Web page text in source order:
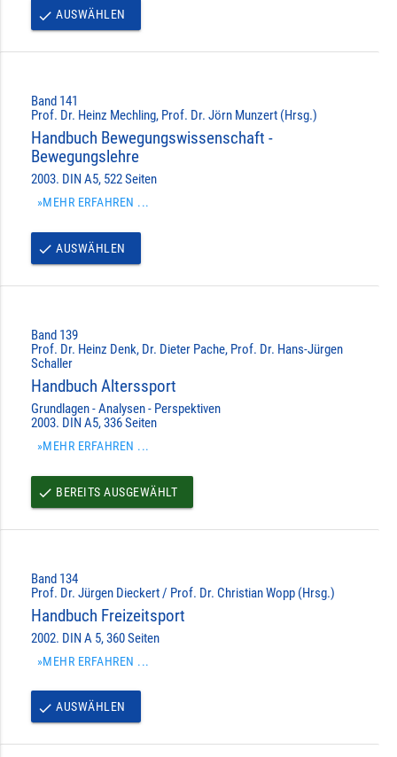
done AUSWÄHLEN
Band 141
Prof. Dr. Heinz Mechling, Prof. Dr. Jörn Munzert (Hrsg.)
Handbuch Bewegungswissenschaft -
Bewegungslehre
2003. DIN A5, 522 Seiten
»MEHR ERFAHREN ...
done AUSWÄHLEN
Band 139
Prof. Dr. Heinz Denk, Dr. Dieter Pache, Prof. Dr. Hans-Jürgen
Schaller
Handbuch Alterssport
Grundlagen - Analysen - Perspektiven
2003. DIN A5, 336 Seiten
»MEHR ERFAHREN ...
done BEREITS AUSGEWÄHLT
Band 134
Prof. Dr. Jürgen Dieckert / Prof. Dr. Christian Wopp (Hrsg.)
Handbuch Freizeitsport
2002. DIN A 5, 360 Seiten
»MEHR ERFAHREN ...
done AUSWÄHLEN